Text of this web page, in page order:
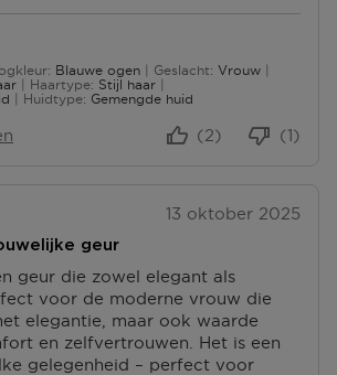
Blauwe ogen Geslacht
Vrouw
Haartype
Stijl haar
Huidtype Gemengde huid
(1)
(2)
13 oktober 2025
geur
geur die zowel elegant als
voor de moderne vrouw die
elegantie, maar ook waarde
en zelfvertrouwen. Het is een
gelegenheid – perfect voor